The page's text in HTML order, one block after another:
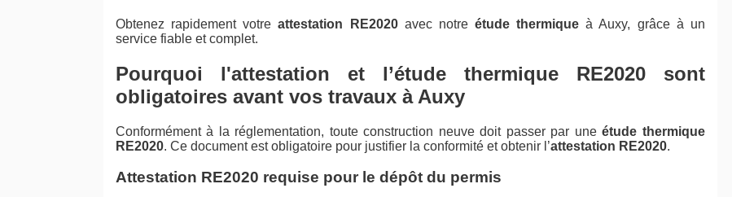
Obtenez rapidement votreattestation RE2020avec notreétude thermique à Auxy, grâce à un
service fiable et complet.
Pourquoi l'attestation et l’étude thermique RE2020 sont
obligatoires avant vos travaux à Auxy
Conformément à la réglementation, toute construction neuve doit passer par uneétude thermique
RE2020. Ce document est obligatoire pour justifier la conformité et obtenir l’attestation RE2020.
Attestation RE2020 requise pour le dépôt du permis